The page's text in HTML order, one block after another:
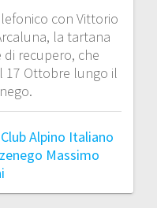
con Vittorio
la tartana
recupero, che
17 Ottobre lungo il
Club Alpino Italiano
Massimo